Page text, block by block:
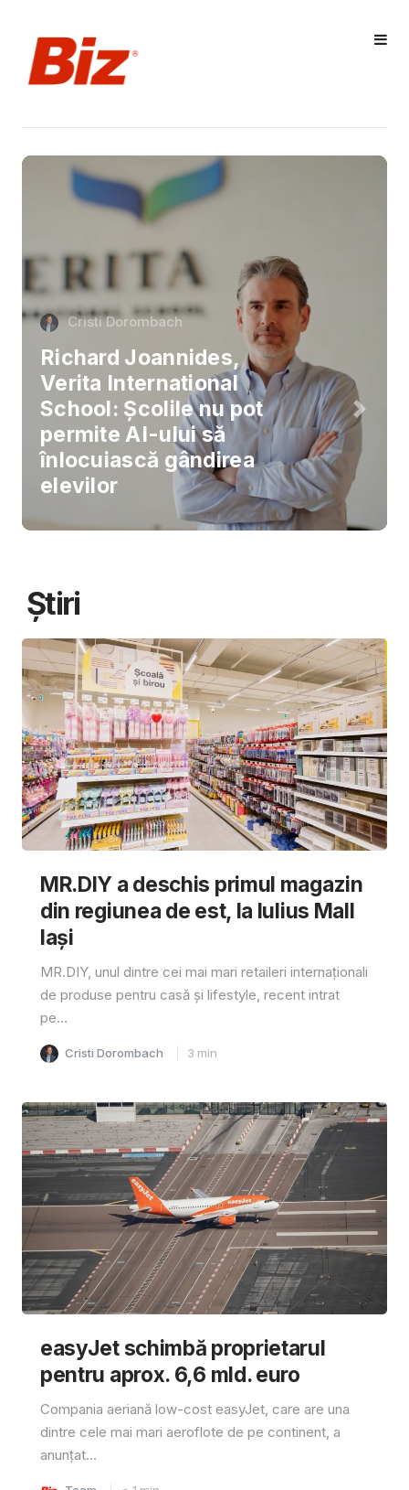
Cristi Dorombach
Richard Joannides,
Verita International
School: Școlile nu pot
permite AI-ului să
înlocuiască gândirea
elevilor
Știri
MR.DIY a deschis primul magazin
din regiunea de est, la Iulius Mall
Iași
MR.DIY, unul dintre cei mai mari retaileri internaționali
de produse pentru casă și lifestyle, recent intrat
pe...
Cristi Dorombach 3 min
easyJet schimbă proprietarul
pentru aprox. 6,6 mld. euro
Compania aeriană low-cost easyJet, care are una
dintre cele mai mari aeroflote de pe continent, a
anunțat...